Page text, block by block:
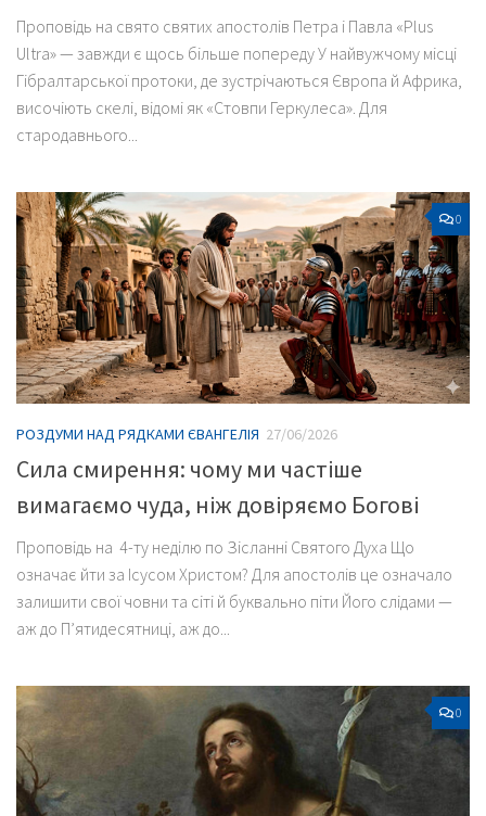
Проповідь на свято святих апостолів Петра і Павла «Plus
Ultra» — завжди є щось більше попереду У найвужчому місці
Гібралтарської протоки, де зустрічаються Європа й Африка,
височіють скелі, відомі як «Стовпи Геркулеса». Для
стародавнього...
0
РОЗДУМИ НАД РЯДКАМИ ЄВАНГЕЛІЯ 27/06/2026
Сила смирення: чому ми частіше
вимагаємо чуда, ніж довіряємо Богові
Проповідь на 4-ту неділю по Зісланні Святого Духа Що
означає йти за Ісусом Христом? Для апостолів це означало
залишити свої човни та сіті й буквально піти Його слідами —
аж до П’ятидесятниці, аж до...
0